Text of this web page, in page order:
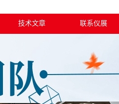
技术文章 联系仪展